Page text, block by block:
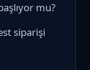
mu?
siparişi